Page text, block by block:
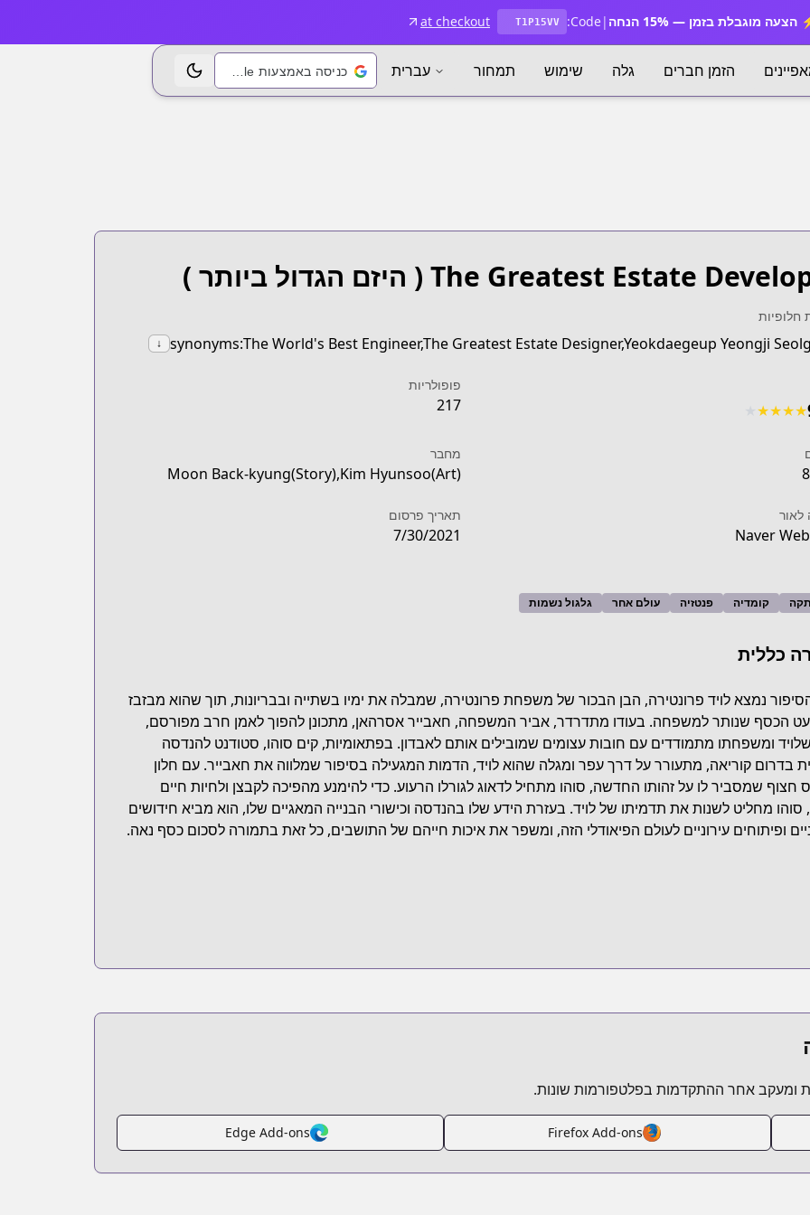
הצעה מוגבלת בזמן — 15% הנחה |
Code:
T1P15VV
at checkout
הזמן חברים גלה שימוש תמחור עברית החלפת נושא
https://mangadex.org/title/
https://www.anime-
https://
https://
https://www.webtoons.com/en/fantasy/the-
The Greatest Estate ( היזם הגדול ביותר )
חלופיות
synonyms:The World's Best Engineer,The Greatest Estate Designer,Yeokdaegeup Yeongji
↓
★
★
★
★
פופולריות
217
מחבר
Moon Back-kyung(Story),Kim Hyunsoo(Art)
לאור
Naver
תאריך פרסום
7/30/2021
קומדיה פנטזיה עולם אחר גלגול נשמות
כללית
נמצא לויד פרונטירה, הבן הבכור של משפחת פרונטירה, שמבלה את ימיו בשתייה ובבריונות, תוך שהוא מבזבז
הכסף שנותר למשפחה. בעודו מתדרדר, אביר המשפחה, חאבייר אסרהאן, מתכונן להפוך לאמן חרב מפורסם,
ומשפחתו מתמודדים עם חובות עצומים שמובילים אותם לאבדון. בפתאומיות, קים סוהו, סטודנט להנדסה
בדרום קוריאה, מתעורר על דרך עפר ומגלה שהוא לויד, הדמות המגעילה בסיפור שמלווה את חאבייר. עם חלון
חצוף שמסביר לו על זהותו החדשה, סוהו מתחיל לדאוג לגורלו הרעוע. כדי להימנע מהפיכה לקבצן ולחיות חיים
סוהו מחליט לשנות את תדמיתו של לויד. בעזרת הידע שלו בהנדסה וכישורי הבנייה המאגיים שלו, הוא מביא חידושים
ופיתוחים עירוניים לעולם הפיאודלי הזה, ומשפר את איכות חייהם של התושבים, כל זאת בתמורה לסכום כסף נאה.
אחר ההתקדמות בפלטפורמות שונות.
Firefox Add-ons
Edge Add-ons